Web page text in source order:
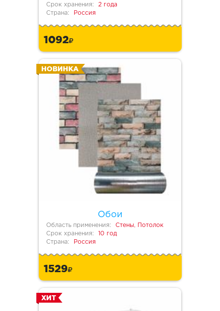
Срок хранения:
2 года
Страна:
Россия
1092
Обои
НОВИНКА
Область применения:
Стены, Потолок
Срок хранения:
10 год
Страна:
Россия
1529
ХИТ